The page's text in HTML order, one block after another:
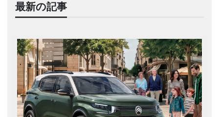
最新の記事